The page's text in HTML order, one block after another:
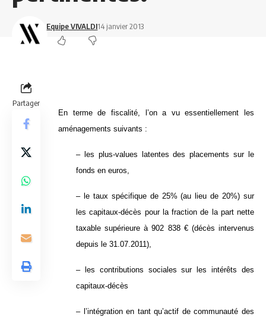
Equipe VIVALDI14 janvier 2013
Partager
En terme de fiscalité, l’on a vu essentiellement les
aménagements suivants :
– les plus-values latentes des placements sur le
fonds en euros,
– le taux spécifique de 25% (au lieu de 20%) sur
les capitaux-décès pour la fraction de la part nette
taxable supérieure à 902 838 € (décès intervenus
depuis le 31.07.2011),
– les contributions sociales sur les intérêts des
capitaux-décès
– l’intégration en tant qu’actif de communauté des